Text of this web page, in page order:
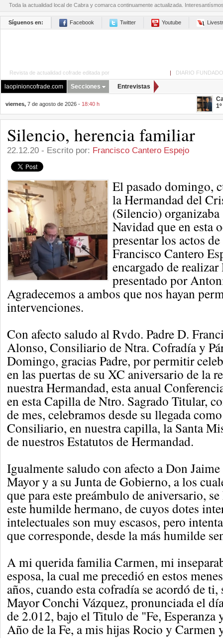
Toda la actualidad local de Cabra y comarca continuamente actualizada.
Síguenos en: Facebook Twitter Youtube
Revista de actualidad cofrade editada por | DIARIO
laopinioncofrade.com Secciones Entrevistas
viernes, 7 de agosto de 2026 - 18:40 h
Silencio, herencia familiar
22.12.20 - Escrito por: Francisco Cantero Espejo
El pasado domingo,
la Hermandad del
(Silencio)
Navidad que en esta
presentar los actos
Francisco Cantero
encargado de
presentado por
Agradecemos a ambos que nos hayan
intervenciones.
Con afecto saludo al Rvdo. Padre D.
Alonso, Consiliario de Ntra. Cofradía y
Domingo, gracias Padre, por permitir
en las puertas de su XC aniversario de la
nuestra Hermandad, esta anual
en esta Capilla de Ntro. Sagrado Titular,
de mes, celebramos desde su llegada
Consiliario, en nuestra capilla, la Santa
de nuestros Estatutos de Hermandad.
Igualmente saludo con afecto a Don
Mayor y a su Junta de Gobierno, a los
que para este preámbulo de aniversario,
este humilde hermano, de cuyos dotes
intelectuales son muy escasos, pero
que corresponde, desde la más humilde
A mi querida familia Carmen, mi
esposa, la cual me precedió en estos
años, cuando esta cofradía se acordó de
Mayor Conchi Vázquez, pronunciada el
de 2.012, bajo el Titulo de "Fe, Esperanza
Año de la Fe, a mis hijas Rocio y Carmen